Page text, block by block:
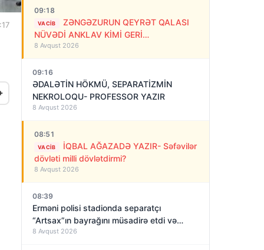
09:18
VACIB
ZƏNGƏZURUN QEYRƏT QALASI
NÜVƏDİ ANKLAV KİMİ GERİ
QAYTARILMALIDIR!
8 Avqust 2026
09:16
ƏDALƏTİN HÖKMÜ, SEPARATİZMİN
NEKROLOQU- PROFESSOR YAZIR
8 Avqust 2026
08:51
VACIB
İQBAL AĞAZADƏ YAZIR- Səfəvilər
dövləti milli dövlətdirmi?
8 Avqust 2026
08:39
Erməni polisi stadionda separatçı
“Artsax”ın bayrağını müsadirə etdi və…
8 Avqust 2026